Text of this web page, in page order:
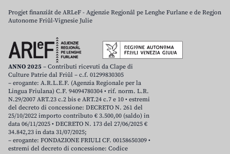
Progjet finanziât de ARLeF - Agjenzie Regjonâl pe Lenghe Furlane e de Regjon
Autonome Friûl-Vignesie Julie
ANNO 2025 – Contributi ricevuti da Clape di
Culture Patrie dal Friûl – c.f. 01299830305
– erogante: A.R.L.E.F. (Agenzia Regionale per la
Lingua Friulana) C.F. 94094780304 • rif. norm. L.R.
N.29/2007 ART.23 c.2 bis e ART.24 c.7 e 10 • estremi
del decreto di concessione: DECRETO N. 261 del
25/10/2022 importo contributo € 3.500,00 (saldo) in
data 06/11/2025 • DECRETO N. 173 del 27/06/2025 €
34.842,23 in data 31/07/2025;
– erogante: FONDAZIONE FRIULI CF. 00158650309 •
estremi del decreto di concessione: Codice